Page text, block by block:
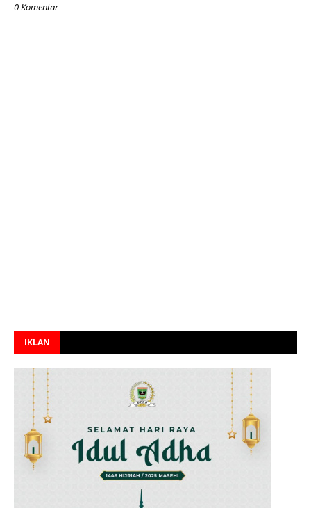
0 Komentar
IKLAN